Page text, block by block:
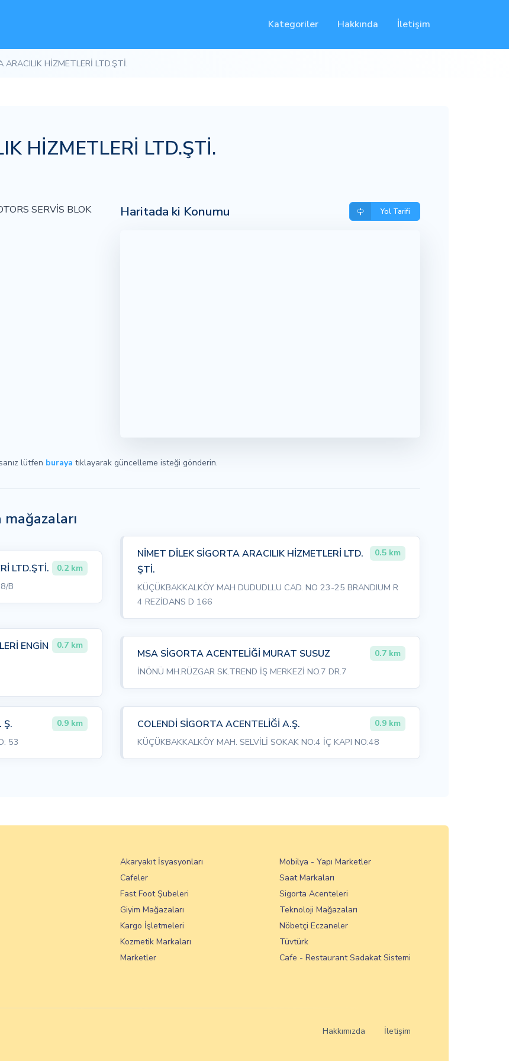
Kategoriler Hakkında İletişim
ARACILIK HİZMETLERİ LTD.ŞTİ.
HİZMETLERİ LTD.ŞTİ.
SERVİS BLOK
Haritada ki Konumu Yol Tarifi
lütfen buraya tıklayarak güncelleme isteği gönderin.
LTD.ŞTİ. 0.2 km
B
NİMET DİLEK SİGORTA ARACILIK HİZMETLERİ LTD.
ŞTİ.
0.5 km
KÜÇÜKBAKKALKÖY MAH DUDUDLLU CAD. NO 23-25 BRANDIUM R
4 REZİDANS D 166
ENGİN
0.7 km
MSA SİGORTA ACENTELİĞİ MURAT SUSUZ 0.7 km
İNÖNÜ MH.RÜZGAR SK.TREND İŞ MERKEZİ NO.7 DR.7
Ş. 0.9 km
53
COLENDİ SİGORTA ACENTELİĞİ A.Ş. 0.9 km
KÜÇÜKBAKKALKÖY MAH. SELVİLİ SOKAK NO:4 İÇ KAPI NO:48
Akaryakıt İsyasyonları
Cafeler
Fast Foot Şubeleri
Giyim Mağazaları
Kargo İşletmeleri
Kozmetik Markaları
Marketler
Mobilya - Yapı Marketler
Saat Markaları
Sigorta Acenteleri
Teknoloji Mağazaları
Nöbetçi Eczaneler
Tüvtürk
Cafe - Restaurant Sadakat Sistemi
Hakkımızda İletişim